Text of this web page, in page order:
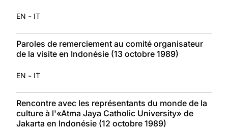
EN - IT
Paroles de remerciement au comité organisateur
de la visite en Indonésie (13 octobre 1989)
EN - IT
Rencontre avec les représentants du monde de la
culture à l'«Atma Jaya Catholic University» de
Jakarta en Indonésie (12 octobre 1989)